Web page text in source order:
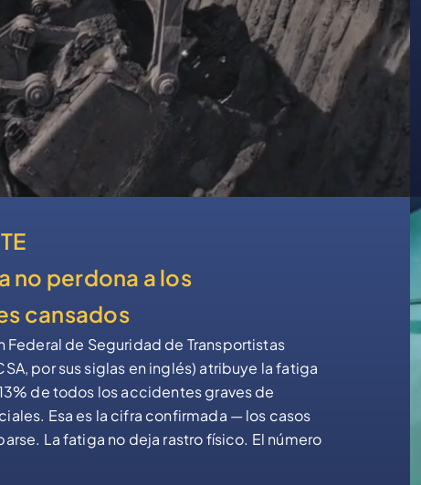
no perdona a los
cansados
Federal de Seguridad de Transportistas
por sus siglas en inglés) atribuye la fatiga
de todos los accidentes graves de
Esa es la cifra confirmada — los casos
La fatiga no deja rastro físico. El número